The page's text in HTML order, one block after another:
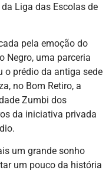
Liga das Escolas de
pela emoção do
Negro, uma parceria
o prédio da antiga sede
no Bom Retiro, a
Zumbi dos
da iniciativa privada
um grande sonho
um pouco da história